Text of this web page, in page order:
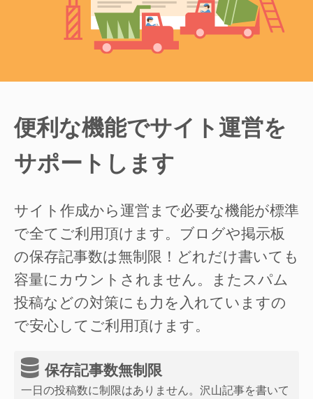
便利な機能でサイト運営を
サポートします
サイト作成から運営まで必要な機能が標準
で全てご利用頂けます。ブログや掲示板
の保存記事数は無制限！どれだけ書いても
容量にカウントされません。またスパム
投稿などの対策にも力を入れていますの
で安心してご利用頂けます。
保存記事数無制限
一日の投稿数に制限はありません。沢山記事を書いて